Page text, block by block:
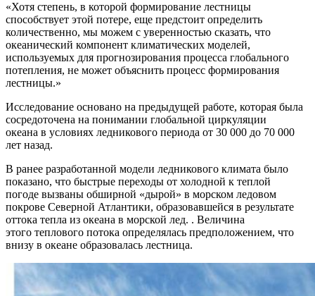
«Хотя степень, в которой формирование лестницы
способствует этой потере, еще предстоит определить
количественно, мы можем с уверенностью сказать, что
океанический компонент климатических моделей,
используемых для прогнозирования процесса глобального
потепления, не может объяснить процесс формирования
лестницы.»
Исследование основано на предыдущей работе, которая была
сосредоточена на понимании глобальной циркуляции
океана в условиях ледникового периода от 30 000 до 70 000
лет назад.
В ранее разработанной модели ледникового климата было
показано, что быстрые переходы от холодной к теплой
погоде вызваны обширной «дырой» в морском ледовом
покрове Северной Атлантики, образовавшейся в результате
оттока тепла из океана в морской лед. . Величина
этого теплового потока определялась предположением, что
внизу в океане образовалась лестница.